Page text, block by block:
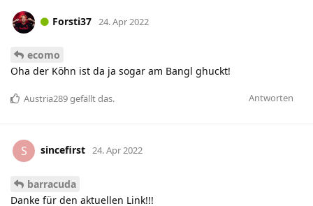
Forsti37 24. Apr 2022
ecomo
Oha der Köhn ist da ja sogar am Bangl ghuckt!
Antworten
Austria289gefällt das.
S sincefirst 24. Apr 2022
barracuda
Danke für den aktuellen Link!!!